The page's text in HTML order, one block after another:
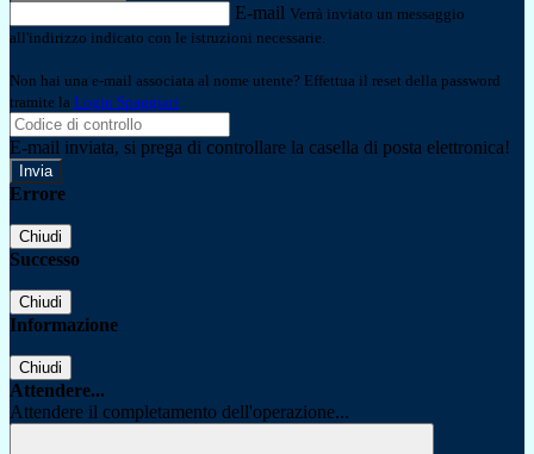
E-mail Verrà inviato un messaggio
all'indirizzo indicato con le istruzioni necessarie.
Non hai una e-mail associata al nome utente? Effettua il reset della password
tramite la Login Spaggiari
E-mail inviata, si prega di controllare la casella di posta elettronica!
Errore
Chiudi
Successo
Chiudi
Informazione
Chiudi
Attendere...
Attendere il completamento dell'operazione...